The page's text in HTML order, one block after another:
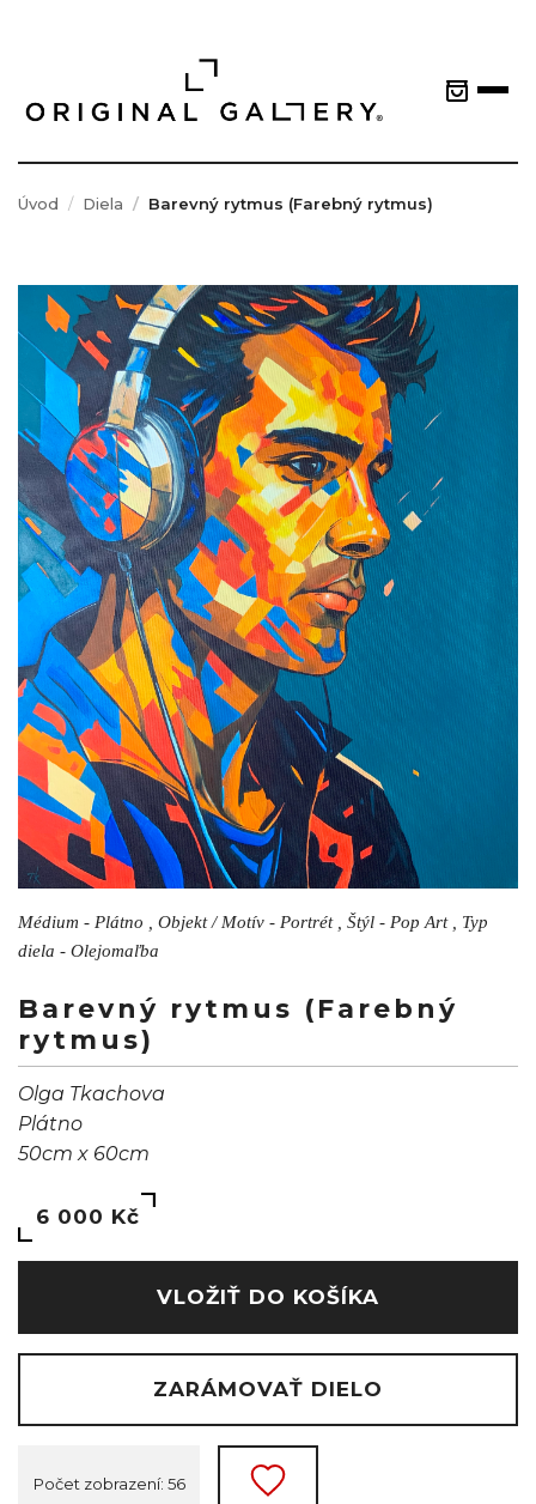
Úvod Diela Barevný rytmus (Farebný rytmus)
Médium - Plátno , Objekt / Motív - Portrét , Štýl - Pop Art , Typ
diela - Olejomaľba
Barevný rytmus (Farebný
rytmus)
Olga Tkachova
Plátno
50cm x 60cm
6 000 Kč
VLOŽIŤ DO KOŠÍKA
ZARÁMOVAŤ DIELO
Počet zobrazení: 56